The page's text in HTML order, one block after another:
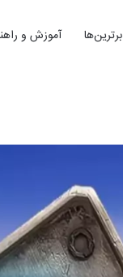
برترین‌ها آموزش و